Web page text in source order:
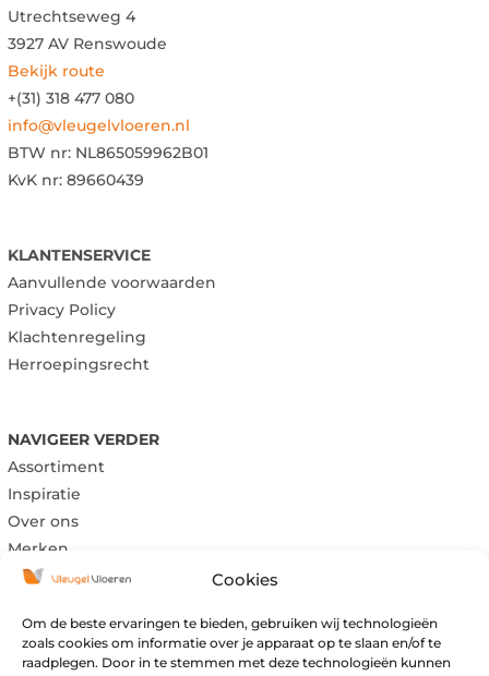
Cookies
Om de beste ervaringen te bieden, gebruiken wij technologieën
zoals cookies om informatie over je apparaat op te slaan en/of te
raadplegen. Door in te stemmen met deze technologieën kunnen
Utrechtseweg 4
3927 AV Renswoude
Bekijk route
+(31) 318 477 080
info@vleugelvloeren.nl
BTW nr: NL865059962B01
KvK nr: 89660439
KLANTENSERVICE
Aanvullende voorwaarden
Privacy Policy
Klachtenregeling
Herroepingsrecht
NAVIGEER VERDER
Assortiment
Inspiratie
Over ons
Merken
Maandag:
Gesloten
Dinsdag:
Gesloten